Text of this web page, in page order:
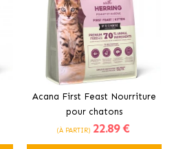
Acana First Feast Nourriture
pour chatons
(À PARTIR) 22.89 €